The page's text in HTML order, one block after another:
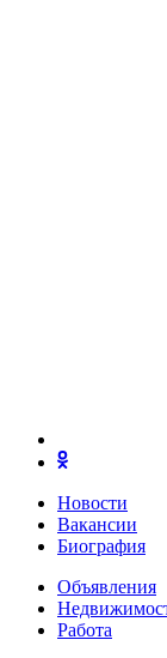
Новости
Вакансии
Биография
Объявления
Работа